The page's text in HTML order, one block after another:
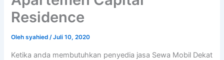
Residence
Olehsyahied/Juli 10, 2020
Ketika anda membutuhkan penyedia jasa Sewa Mobil Dekat